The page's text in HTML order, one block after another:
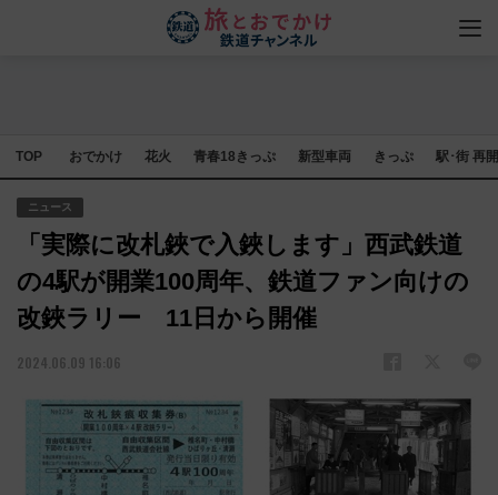
TOP おでかけ 花火 青春18きっぷ 新型車両 きっぷ 駅･街 再
ニュース
「実際に改札鋏で入鋏します」西武鉄道
の4駅が開業100周年、鉄道ファン向けの
改鋏ラリー 11日から開催
2024.06.09 16:06